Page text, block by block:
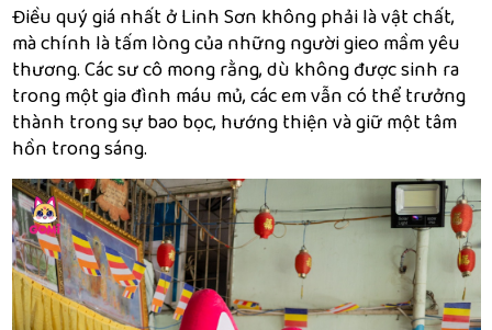
Điều quý giá nhất ở Linh Sơn không phải là vật chất,
mà chính là tấm lòng của những người gieo mầm yêu
thương. Các sư cô mong rằng, dù không được sinh ra
trong một gia đình máu mủ, các em vẫn có thể trưởng
thành trong sự bao bọc, hướng thiện và giữ một tâm
hồn trong sáng.